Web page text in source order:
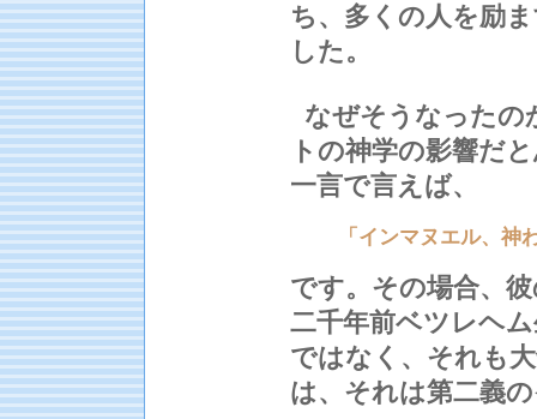
ち、多くの人を励
した。
なぜそうなったの
トの神学の影響だ
一言で言えば、
「インマヌエル、神
です。その場合、
二千年前ベツレヘ
ではなく、それも
は、それは第二義